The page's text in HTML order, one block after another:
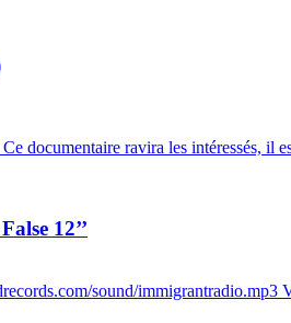
documentaire ravira les intéressés, il
12’’
sound/immigrantradio.mp3